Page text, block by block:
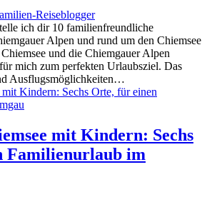
Reiseblogger
ich dir 10 familienfreundliche
Alpen und rund um den Chiemsee
und die Chiemgauer Alpen
mich zum perfekten Urlaubsziel. Das
Ausflugsmöglichkeiten…
mit Kindern: Sechs
Familienurlaub im